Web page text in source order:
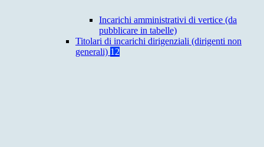
Incarichi amministrativi di vertice (da
pubblicare in tabelle)
Titolari di incarichi dirigenziali (dirigenti non
generali) 12